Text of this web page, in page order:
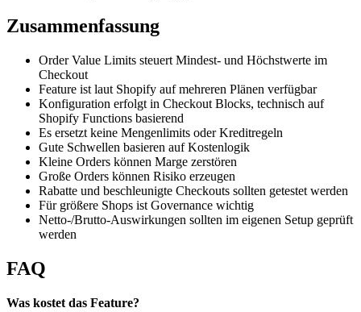
Zusammenfassung
Order Value Limits steuert Mindest- und Höchstwerte im
Checkout
Feature ist laut Shopify auf mehreren Plänen verfügbar
Konfiguration erfolgt in Checkout Blocks, technisch auf
Shopify Functions basierend
Es ersetzt keine Mengenlimits oder Kreditregeln
Gute Schwellen basieren auf Kostenlogik
Kleine Orders können Marge zerstören
Große Orders können Risiko erzeugen
Rabatte und beschleunigte Checkouts sollten getestet werden
Für größere Shops ist Governance wichtig
Netto-/Brutto-Auswirkungen sollten im eigenen Setup geprüft
werden
FAQ
Was kostet das Feature?